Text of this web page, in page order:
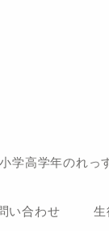
小学高学年のれっ
い合わせ